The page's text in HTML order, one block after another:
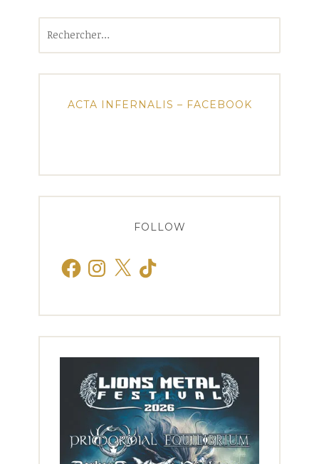
ACTA INFERNALIS – FACEBOOK
FOLLOW
FacebookInstagram
X TikTok